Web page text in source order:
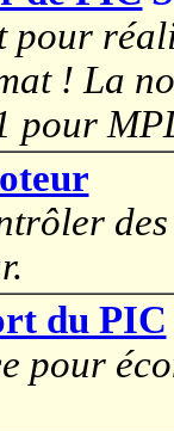
pour
! La
pour
du PIC
pour